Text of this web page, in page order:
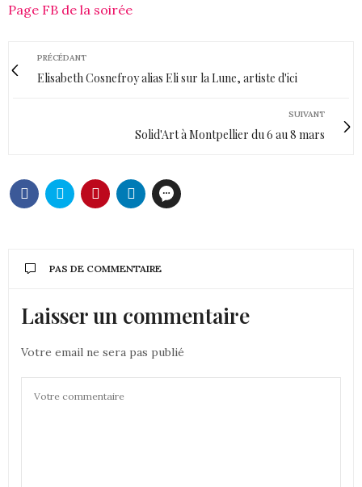
Page FB de la soirée
PRÉCÉDANT
Elisabeth Cosnefroy alias Eli sur la Lune, artiste d'ici
SUIVANT
Solid'Art à Montpellier du 6 au 8 mars
PAS DE COMMENTAIRE
Laisser un commentaire
Votre email ne sera pas publié